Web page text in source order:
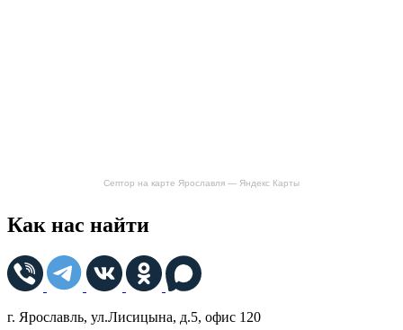
Септор на карте Ярославля — Яндекс Карты
Как нас найти
г. Ярославль, ул.Лисицына, д.5, офис 120